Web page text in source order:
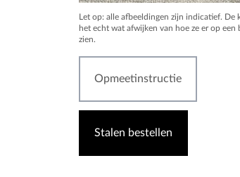
Let op: alle afbeeldingen zijn indicatief. De
het echt wat afwijken van hoe ze er op een
zien.
Opmeetinstructie
Stalen bestellen